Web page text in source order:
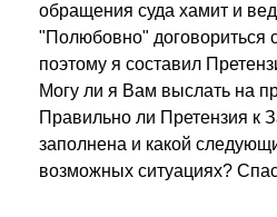
обращения суда хамит и
"Полюбовно" договориться
поэтому я составил
Могу ли я Вам выслать на
Правильно ли Претензия к
заполнена и какой
возможных ситуациях?